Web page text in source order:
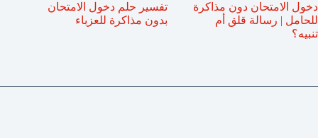
دخول الامتحان دون مذاكرة
للحامل | رسالة قلق أم
تنبيه؟
تفسير حلم دخول الامتحان
بدون مذاكرة للعزباء